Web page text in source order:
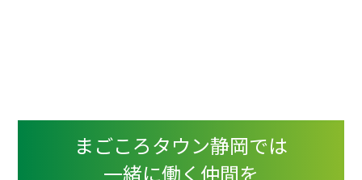
まごころタウン静岡では
一緒に働く仲間を